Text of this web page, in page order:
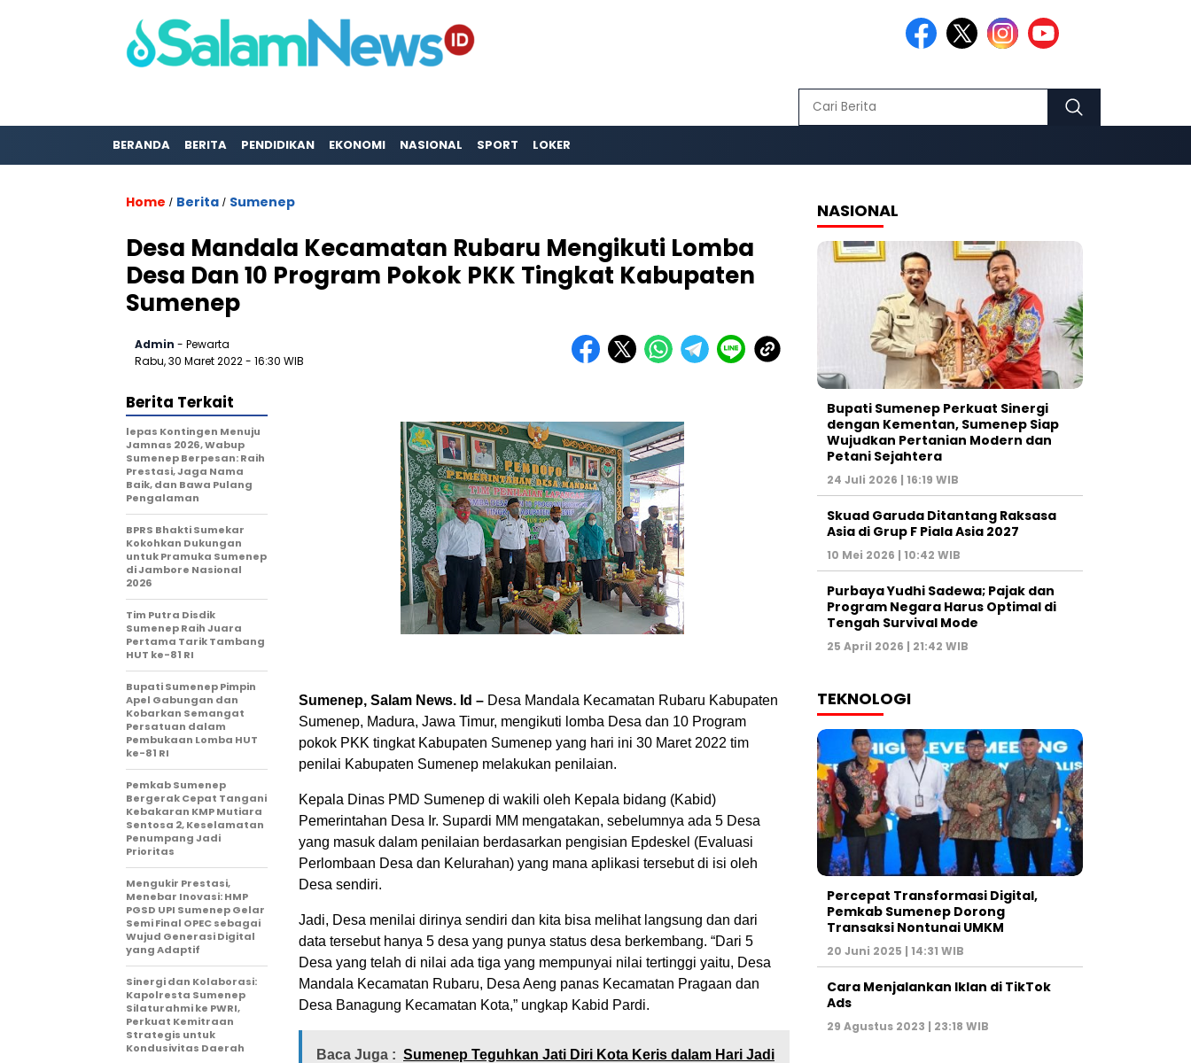
BERANDA BERITA PENDIDIKAN EKONOMI NASIONAL SPORT LOKER
Home / Berita / Sumenep
Desa Mandala Kecamatan Rubaru Mengikuti Lomba
Desa Dan 10 Program Pokok PKK Tingkat Kabupaten
Sumenep
Admin - Pewarta
Rabu, 30 Maret 2022- 16:30 WIB
Sumenep, Salam News. Id – Desa Mandala Kecamatan Rubaru Kabupaten
Sumenep, Madura, Jawa Timur, mengikuti lomba Desa dan 10 Program
pokok PKK tingkat Kabupaten Sumenep yang hari ini 30 Maret 2022 tim
penilai Kabupaten Sumenep melakukan penilaian.
Kepala Dinas PMD Sumenep di wakili oleh Kepala bidang (Kabid)
Pemerintahan Desa Ir. Supardi MM mengatakan, sebelumnya ada 5 Desa
yang masuk dalam penilaian berdasarkan pengisian Epdeskel (Evaluasi
Perlombaan Desa dan Kelurahan) yang mana aplikasi tersebut di isi oleh
Desa sendiri.
Jadi, Desa menilai dirinya sendiri dan kita bisa melihat langsung dan dari
data tersebut hanya 5 desa yang punya status desa berkembang. “Dari 5
Desa yang telah di nilai ada tiga yang mempunyai nilai tertinggi yaitu, Desa
Mandala Kecamatan Rubaru, Desa Aeng panas Kecamatan Pragaan dan
Desa Banagung Kecamatan Kota,” ungkap Kabid Pardi.
Baca Juga : Sumenep Teguhkan Jati Diri Kota Keris dalam Hari Jadi
Berita Terkait
lepas Kontingen Menuju
Jamnas 2026, Wabup
Sumenep Berpesan: Raih
Prestasi, Jaga Nama
Baik, dan Bawa Pulang
Pengalaman
BPRS Bhakti Sumekar
Kokohkan Dukungan
untuk Pramuka Sumenep
di Jambore Nasional
2026
Tim Putra Disdik
Sumenep Raih Juara
Pertama Tarik Tambang
HUT ke-81 RI
Bupati Sumenep Pimpin
Apel Gabungan dan
Kobarkan Semangat
Persatuan dalam
Pembukaan Lomba HUT
ke-81 RI
Pemkab Sumenep
Bergerak Cepat Tangani
Kebakaran KMP Mutiara
Sentosa 2, Keselamatan
Penumpang Jadi
Prioritas
Mengukir Prestasi,
Menebar Inovasi: HMP
PGSD UPI Sumenep Gelar
Semi Final OPEC sebagai
Wujud Generasi Digital
yang Adaptif
Sinergi dan Kolaborasi:
Kapolresta Sumenep
Silaturahmi ke PWRI,
Perkuat Kemitraan
Strategis untuk
Kondusivitas Daerah
NASIONAL
Bupati Sumenep Perkuat Sinergi
dengan Kementan, Sumenep Siap
Wujudkan Pertanian Modern dan
Petani Sejahtera
24 Juli 2026 | 16:19 WIB
Skuad Garuda Ditantang Raksasa
Asia di Grup F Piala Asia 2027
10 Mei 2026 | 10:42 WIB
Purbaya Yudhi Sadewa; Pajak dan
Program Negara Harus Optimal di
Tengah Survival Mode
25 April 2026 | 21:42 WIB
TEKNOLOGI
Percepat Transformasi Digital,
Pemkab Sumenep Dorong
Transaksi Nontunai UMKM
20 Juni 2025 | 14:31 WIB
Cara Menjalankan Iklan di TikTok
Ads
29 Agustus 2023 | 23:18 WIB